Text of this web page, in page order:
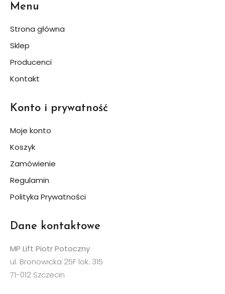
Menu
Strona główna
Sklep
Producenci
Kontakt
Konto i prywatność
Moje konto
Koszyk
Zamówienie
Regulamin
Polityka Prywatności
Dane kontaktowe
MP Lift Piotr Potoczny
ul. Bronowicka 25F lok. 315
71-012 Szczecin